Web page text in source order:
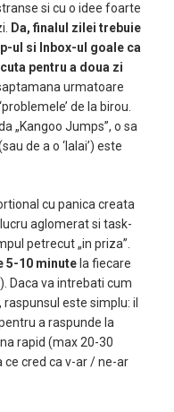
si cu o idee foarte
Da, finalul zilei trebuie
ul si Inbox-ul goale ca
pentru a doua zi
urmatoare
de la birou.
„Kangoo Jumps”, o sa
de a o ‘lalai’) este
cu panica creata
aglomerat si task-
petrecut „in priza”.
5-10 minute la fiecare
Daca va intrebati cum
raspunsul este simplu: il
a raspunde la
rapid (max 20-30
ce cred ca v-ar / ne-ar